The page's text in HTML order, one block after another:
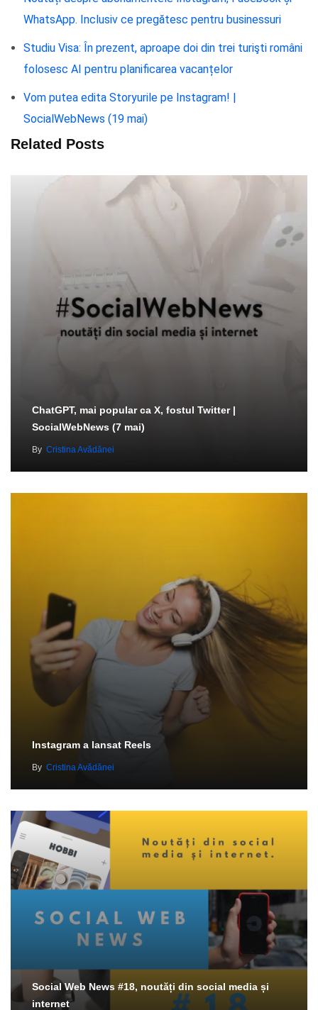
WhatsApp. Inclusiv ce pregătesc pentru businessuri
Studiu Visa: În prezent, aproape doi din trei turişti români
folosesc AI pentru planificarea vacanțelor
Vom putea edita Storyurile pe Instagram! |
SocialWebNews (19 mai)
Related Posts
ChatGPT, mai popular ca X, fostul Twitter |
SocialWebNews (7 mai)
By Cristina Avădănei
Instagram a lansat Reels
By Cristina Avădănei
Social Web News #18, noutăți din social media și
internet